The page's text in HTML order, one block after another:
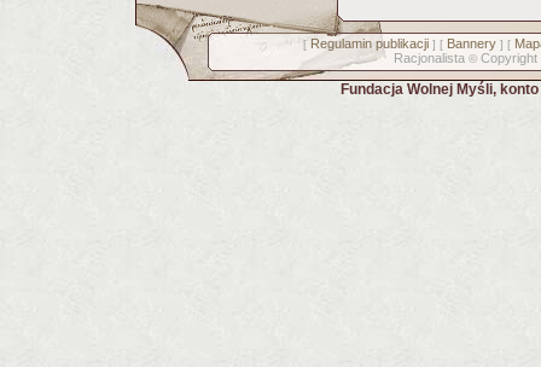
[ Regulamin publikacji] [ Bannery] [
Racjonalista © Copyright
Fundacja Wolnej Myśli,